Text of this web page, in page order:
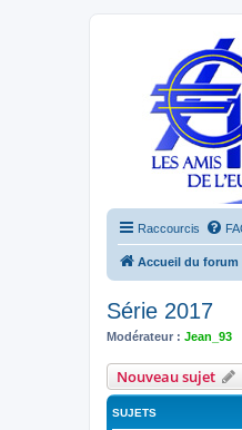
Raccourcis
Accueil du forum
Série 2017
Modérateur : Jean_93
Nouveau sujet
SUJETS